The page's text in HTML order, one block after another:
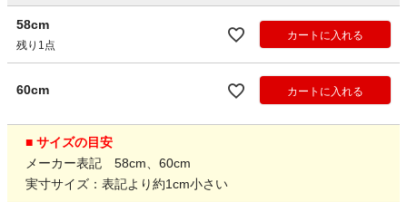
58cm
残り1点
カートに入れる
60cm カートに入れる
■ サイズの目安
メーカー表記 58cm、60cm
実寸サイズ：表記より約1cm小さい